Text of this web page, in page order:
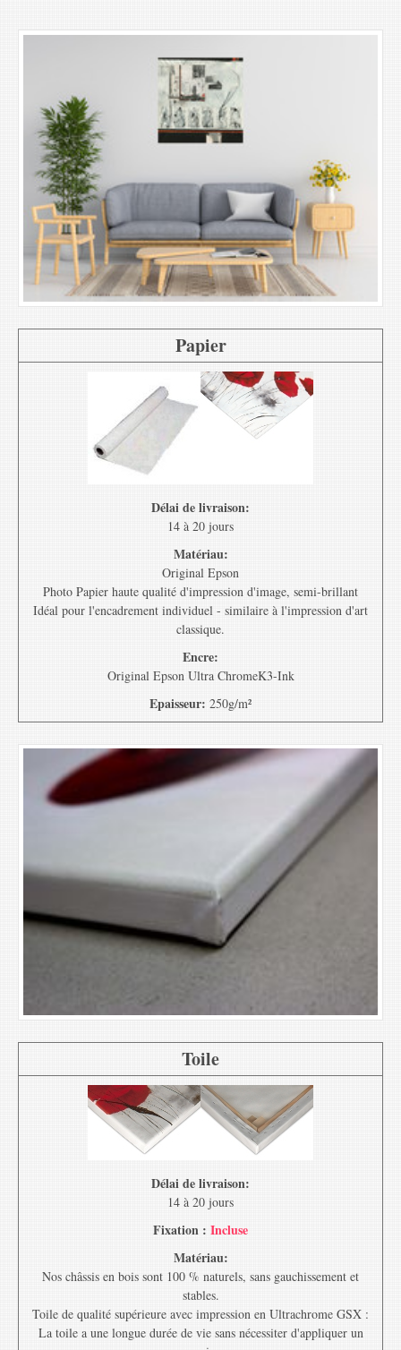
Papier
Délai de livraison:
14 à 20 jours
Matériau:
Original Epson
Photo Papier haute qualité d'impression d'image, semi-brillant
Idéal pour l'encadrement individuel - similaire à l'impression d'art
classique.
Encre:
Original Epson Ultra ChromeK3-Ink
Epaisseur: 250g/m²
Toile
Délai de livraison:
14 à 20 jours
Fixation : Incluse
Matériau:
Nos châssis en bois sont 100 % naturels, sans gauchissement et
stables.
Toile de qualité supérieure avec impression en Ultrachrome GSX :
La toile a une longue durée de vie sans nécessiter d'appliquer un